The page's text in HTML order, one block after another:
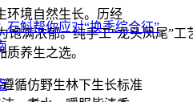
石斛帮你应对“换季综合征”
环境自然生长。历经
饱满浓郁。纯手工“龙头凤尾”工
养生之选。
循仿野生林下生长标准